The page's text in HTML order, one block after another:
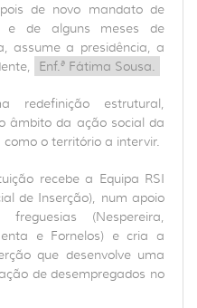
de novo mandato de
e de alguns meses de
assume a presidência, a
Enf.ª Fátima Sousa.
redefinição estrutural,
âmbito da ação social da
o território a intervir.
recebe a Equipa RSI
de Inserção), num apoio
(Nespereira,
e Fornelos) e cria a
que desenvolve uma
de desempregados no